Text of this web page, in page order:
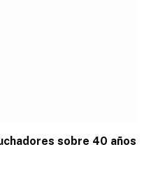
sobre 40 años